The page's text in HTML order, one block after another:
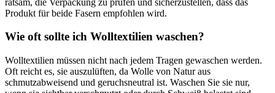
Produkt für beide Fasern empfohlen wird.
Wie oft sollte ich Wolltextilien waschen?
Wolltextilien müssen nicht nach jedem Tragen gewaschen werden.
Oft reicht es, sie auszulüften, da Wolle von Natur aus
schmutzabweisend und geruchsneutral ist. Waschen Sie sie nur,